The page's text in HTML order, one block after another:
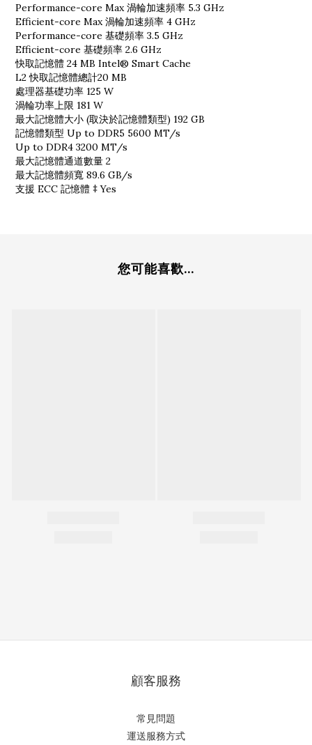
Performance-core Max 渦輪加速頻率 5.3 GHz
Efficient-core Max 渦輪加速頻率 4 GHz
Performance-core 基礎頻率 3.5 GHz
Efficient-core 基礎頻率 2.6 GHz
快取記憶體 24 MB Intel® Smart Cache
L2 快取記憶體總計20 MB
處理器基礎功率 125 W
渦輪功率上限 181 W
最大記憶體大小 (取決於記憶體類型) 192 GB
記憶體類型 Up to DDR5 5600 MT/s
Up to DDR4 3200 MT/s
最大記憶體通道數量 2
最大記憶體頻寬 89.6 GB/s
支援 ECC 記憶體 ‡ Yes
您可能喜歡...
顧客服務
常見問題
運送服務方式